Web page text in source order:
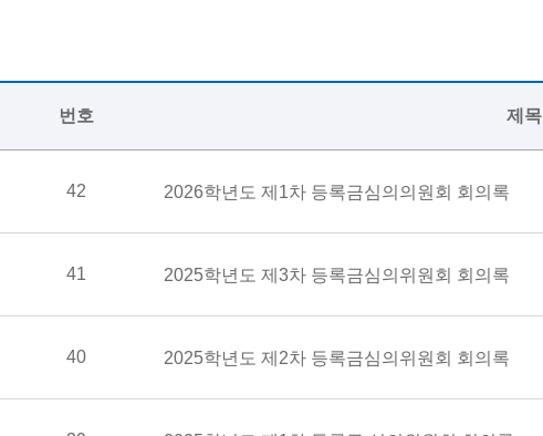
번호 제목
42 2026학년도 제1차 등록금심의의원회 회의록
41 2025학년도 제3차 등록금심의위원회 회의록
40 2025학년도 제2차 등록금심의위원회 회의록